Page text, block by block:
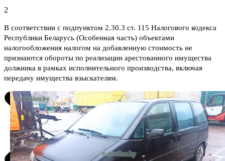
2
В соответствии с подпунктом 2.30.3 ст. 115 Налогового кодекса
Республики Беларусь (Особенная часть) объектами
налогообложения налогом на добавленную стоимость не
признаются обороты по реализации арестованного имущества
должника в рамках исполнительного производства, включая
передачу имущества взыскателям.